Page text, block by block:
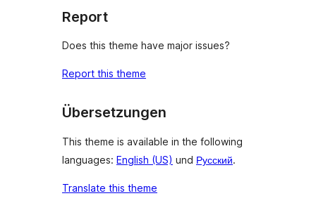
Report
Does this theme have major issues?
Report this theme
Übersetzungen
This theme is available in the following
languages: English (US) und Русский.
Translate this theme